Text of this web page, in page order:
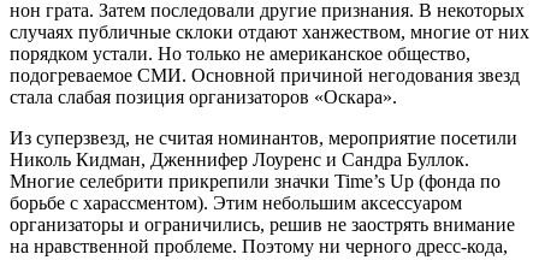
нон грата. Затем последовали другие признания. В некоторых
случаях публичные склоки отдают ханжеством, многие от них
порядком устали. Но только не американское общество,
подогреваемое СМИ. Основной причиной негодования звезд
стала слабая позиция организаторов «Оскара».
Из суперзвезд, не считая номинантов, мероприятие посетили
Николь Кидман, Дженнифер Лоуренс и Сандра Буллок.
Многие селебрити прикрепили значки Time’s Up (фонда по
борьбе с харассментом). Этим небольшим аксессуаром
организаторы и ограничились, решив не заострять внимание
на нравственной проблеме. Поэтому ни черного дресс-кода,